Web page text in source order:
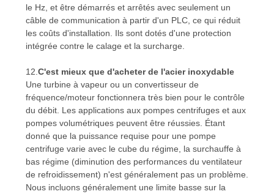
le Hz, et être démarrés et arrêtés avec seulement un
câble de communication à partir d'un PLC, ce qui réduit
les coûts d'installation. Ils sont dotés d'une protection
intégrée contre le calage et la surcharge.
12. C'est mieux que d'acheter de l'acier inoxydable
Une turbine à vapeur ou un convertisseur de
fréquence/moteur fonctionnera très bien pour le contrôle
du débit. Les applications aux pompes centrifuges et aux
pompes volumétriques peuvent être réussies. Étant
donné que la puissance requise pour une pompe
centrifuge varie avec le cube du régime, la surchauffe à
bas régime (diminution des performances du ventilateur
de refroidissement) n'est généralement pas un problème.
Nous incluons généralement une limite basse sur la